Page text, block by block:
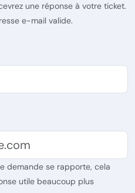
une réponse à votre ticket.
e-mail valide.
demande se rapporte, cela
utile beaucoup plus